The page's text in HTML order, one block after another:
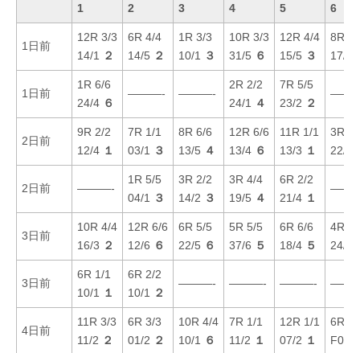
1 2 3 4 5 6
1日前
12R 3/3
14/1
２
6R 4/4
14/5 ２
1R 3/3
10/1
３
10R 3/3
31/5 ６
12R 4/4
15/5 ３
8R 6/
17/6
1日前
1R 6/6
24/4 ６
———- ———-
2R 2/2
24/1
４
7R 5/5
23/2 ２
2日前
9R 2/2
12/4 １
7R 1/1
03/1
３
8R 6/6
13/5 ４
12R 6/6
13/4 ６
11R 1/1
13/3 １
3R 6/
22/6
2日前 ———-
1R 5/5
04/1
３
3R 2/2
14/2 ３
3R 4/4
19/5 ４
6R 2/2
21/4 １
3日前
10R 4/4
16/3 ２
12R 6/6
12/6 ６
6R 5/5
22/5 ６
5R 5/5
37/6 ５
6R 6/6
18/4 ５
4R 6/
24/5
3日前
6R 1/1
10/1
１
6R 2/2
10/1
２
———- ———- ———-
4日前
11R 3/3
11/2 ２
6R 3/3
01/2 ２
10R 4/4
10/1
６
7R 1/1
11/2 １
12R 1/1
07/2 １
6R 1/
F01/